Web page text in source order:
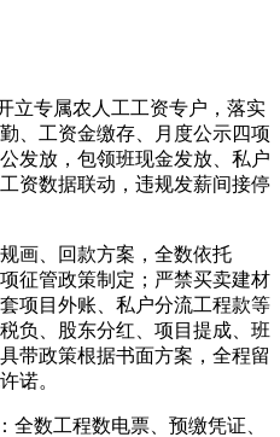
专属农人工工资专户，落实
、工资金缴存、月度公示四项
发放，包领班现金发放、私户
资数据联动，违规发薪间接停
、回款方案，全数依托
征管政策制定；严禁买卖建材
项目外账、私户分流工程款等
负、股东分红、项目提成、班
带政策根据书面方案，全程留
诺。
数工程数电票、预缴凭证、